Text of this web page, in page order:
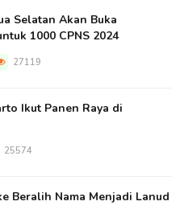
Selatan Akan Buka
1000 CPNS 2024
27119
Ikut Panen Raya di
25574
Beralih Nama Menjadi Lanud